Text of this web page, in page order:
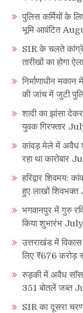
पुलिस कर्मियों के
भूमि आवंटित
SIR के चलते
तारीखों का होगा
निर्माणाधीन
की जांच में जुटी
शादी का झांसा
युवक गिरफ्तार
कांवड़ मेले में अवैध
रहा था कारोबार
हरिद्वार शिवमय:
हुए लाखों शिवभक्त
भगवानपुर में गुरु
किया शुभारंभ
उत्तराखंड में
लिए ₹676 करोड़
रुड़की में अवैध सॉस
351 बोतलें जब्त
SIR का दूसरा